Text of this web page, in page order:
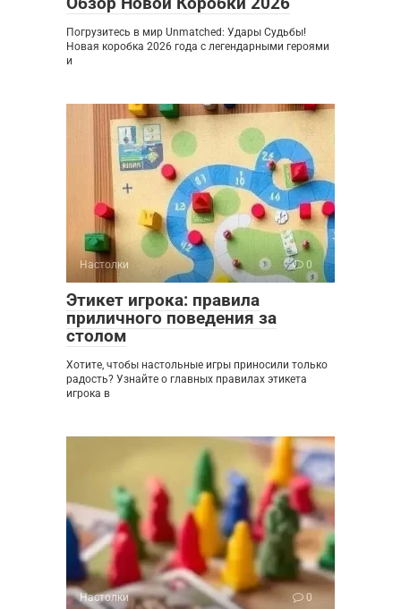
Погрузитесь в мир Unmatched: Удары Судьбы!
Новая коробка 2026 года с легендарными героями
и
Настолки 0
Этикет игрока: правила
приличного поведения за
столом
Хотите, чтобы настольные игры приносили только
радость? Узнайте о главных правилах этикета
игрока в
Настолки 0